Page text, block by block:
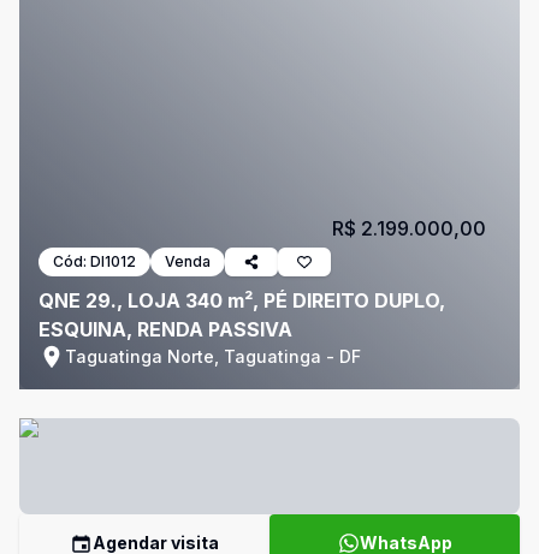
Cód: DI1012 Venda
QNE 29., LOJA 340 m², PÉ DIREITO DUPLO,
ESQUINA, RENDA PASSIVA
Taguatinga Norte, Taguatinga - DF
R$ 2.199.000,00
Agendar visita WhatsApp